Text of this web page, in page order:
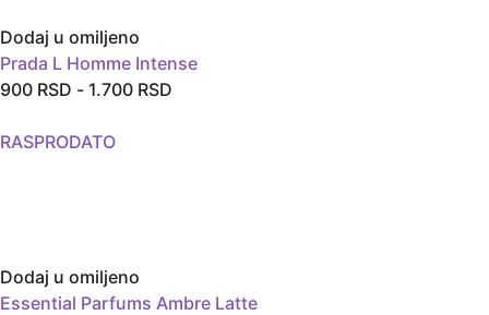
Dodaj u omiljeno
Prada L Homme Intense
900 RSD - 1.700 RSD
RASPRODATO
Dodaj u omiljeno
Essential Parfums Ambre Latte